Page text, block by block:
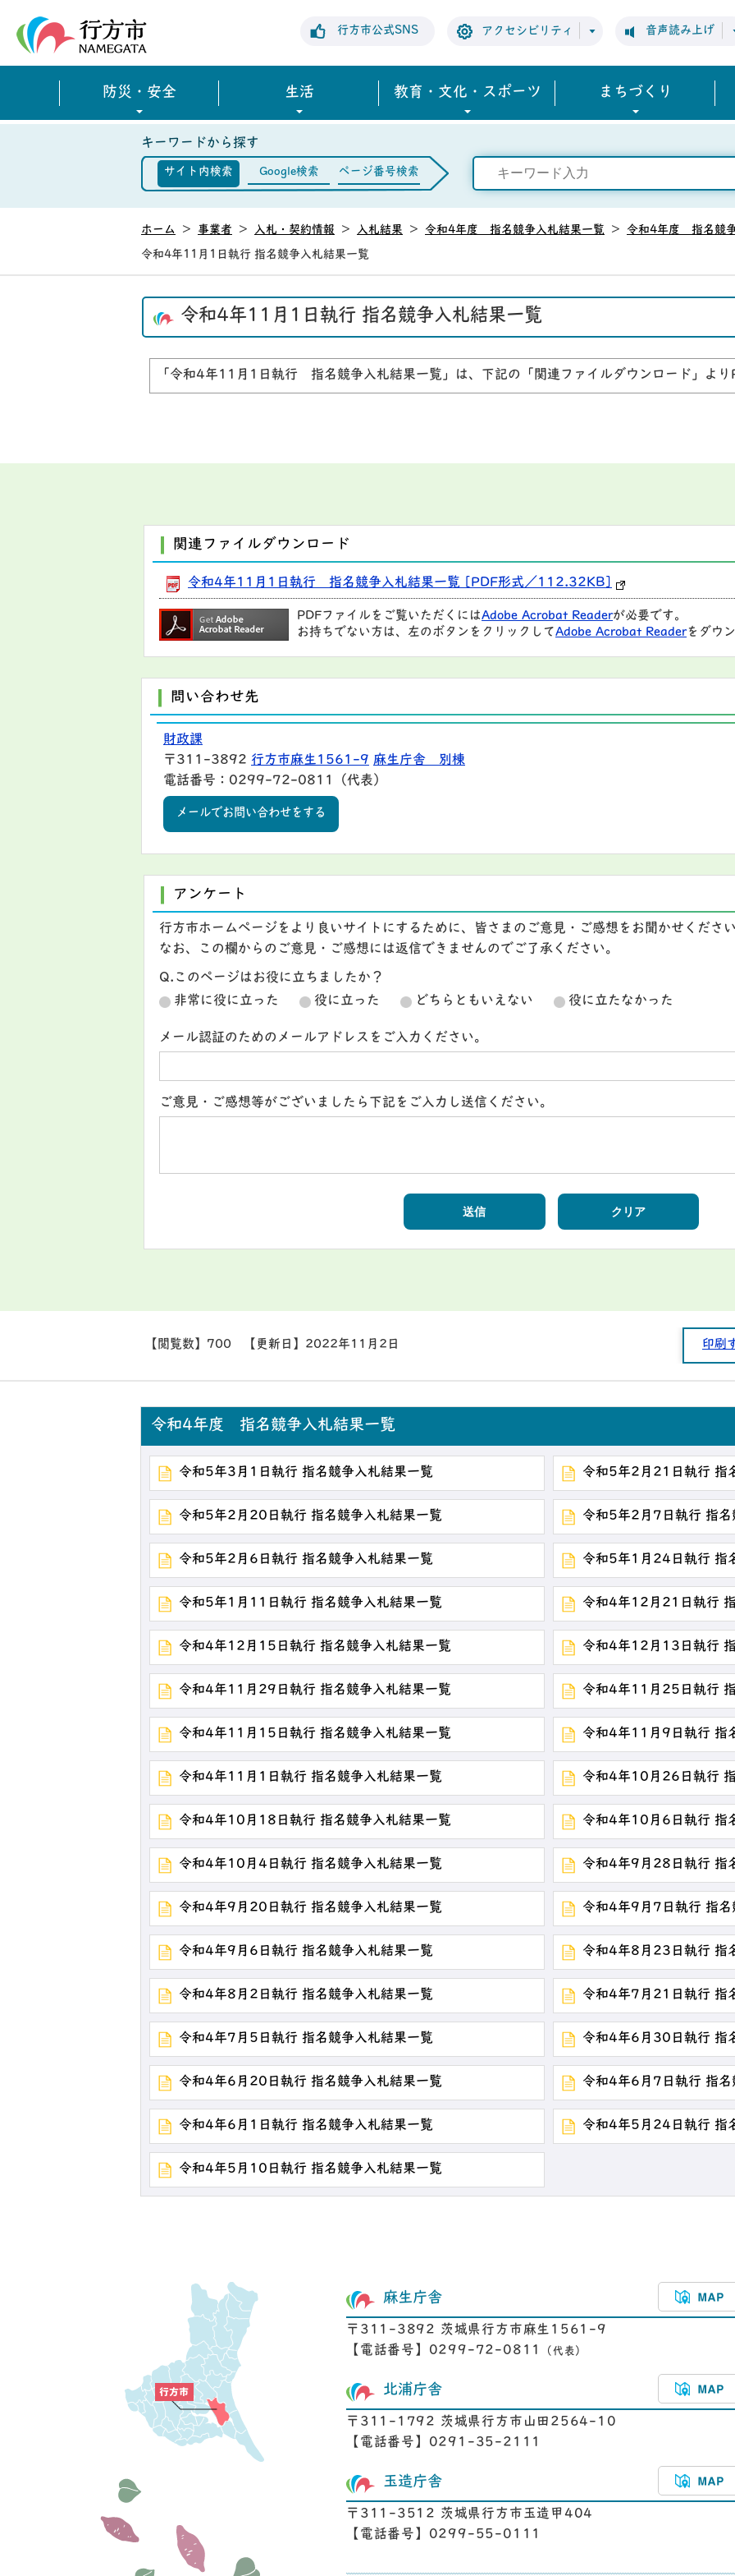
行方市公式SNS アクセシビリティ 音声読み上げ
防災・安全 生活 教育・文化・スポーツ まちづくり
キーワードから探す
サイト内検索 Google検索 ページ番号検索
ホーム > 事業者 > 入札・契約情報 > 入札結果 > 令和4年度 指名競争入札結果一覧 >
令和4年度 指名競
令和4年11月1日執行 指名競争入札結果一覧
令和4年11月1日執行 指名競争入札結果一覧
「令和4年11月1日執行 指名競争入札結果一覧」は、下記の「関連ファイルダウンロード」よ
関連ファイルダウンロード
令和4年11月1日執行 指名競争入札結果一覧 [PDF形式／112.32KB]
PDFファイルをご覧いただくにはAdobe Acrobat Readerが必要です。
お持ちでない方は、左のボタンをクリックして Adobe Acrobat Readerをダウ
問い合わせ先
財政課
〒311-3892 行方市麻生1561-9 麻生庁舎 別棟
電話番号：0299-72-0811（代表）
メールでお問い合わせをする
アンケート
行方市ホームページをより良いサイトにするために、皆さまのご意見・ご感想をお聞かせくださ
なお、この欄からのご意見・ご感想には返信できませんのでご了承ください。
Q.このページはお役に立ちましたか？
非常に役に立った
役に立った どちらともいえない 役に立たなかった
メール認証のためのメールアドレスをご入力ください。
ご意見・ご感想等がございましたら下記をご入力し送信ください。
【閲覧数】 700 【更新日】 2022年11月2日 印刷
令和4年度 指名競争入札結果一覧
令和5年3月1日執行 指名競争入札結果一覧 令和5年2月21日執行 指
令和5年2月20日執行 指名競争入札結果一覧 令和5年2月7日執行 指名
令和5年2月6日執行 指名競争入札結果一覧 令和5年1月24日執行 指
令和5年1月11日執行 指名競争入札結果一覧 令和4年12月21日執行
令和4年12月15日執行 指名競争入札結果一覧 令和4年12月13日執行
令和4年11月29日執行 指名競争入札結果一覧 令和4年11月25日執行
令和4年11月15日執行 指名競争入札結果一覧 令和4年11月9日執行 指
令和4年11月1日執行 指名競争入札結果一覧 令和4年10月26日執行
令和4年10月18日執行 指名競争入札結果一覧 令和4年10月6日執行 指
令和4年10月4日執行 指名競争入札結果一覧 令和4年9月28日執行 指
令和4年9月20日執行 指名競争入札結果一覧 令和4年9月7日執行 指名
令和4年9月6日執行 指名競争入札結果一覧 令和4年8月23日執行 指
令和4年8月2日執行 指名競争入札結果一覧 令和4年7月21日執行 指
令和4年7月5日執行 指名競争入札結果一覧 令和4年6月30日執行 指
令和4年6月20日執行 指名競争入札結果一覧 令和4年6月7日執行 指名
令和4年6月1日執行 指名競争入札結果一覧 令和4年5月24日執行 指
令和4年5月10日執行 指名競争入札結果一覧
麻生庁舎
〒311-3892 茨城県行方市麻生1561-9
【電話番号】0299-72-0811
（代表）
北浦庁舎
〒311-1792 茨城県行方市山田2564-10
【電話番号】0291-35-2111
玉造庁舎
〒311-3512 茨城県行方市玉造甲404
【電話番号】0299-55-0111